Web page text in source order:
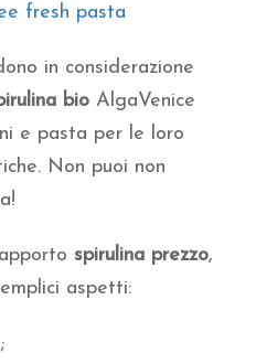
fresh pasta
in considerazione
bio AlgaVenice
e pasta per le loro
Non puoi non
spirulina prezzo,
aspetti: